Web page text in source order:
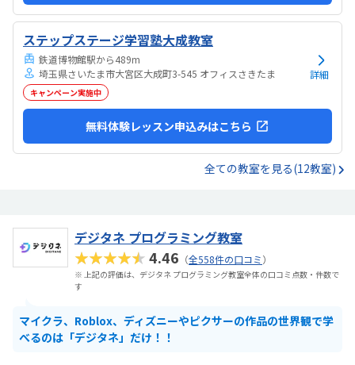
ステップステージ学習塾大成教室
鉄道博物館駅から489m
埼玉県さいたま市大宮区大成町3-545 オフィスさきたま
キャンペーン実施中
詳細
無料体験レッスン申込みはこちら
全ての教室を見る(12教室)
デジタネ プログラミング教室
★★★★★4.46 （全558件の口コミ）
※ 上記の評価は、デジタネ プログラミング教室全体の口コミ点数・件数で
す
マイクラ、Roblox、ディズニーやピクサーの作品の世界観で学
べるのは「デジタネ」だけ！！